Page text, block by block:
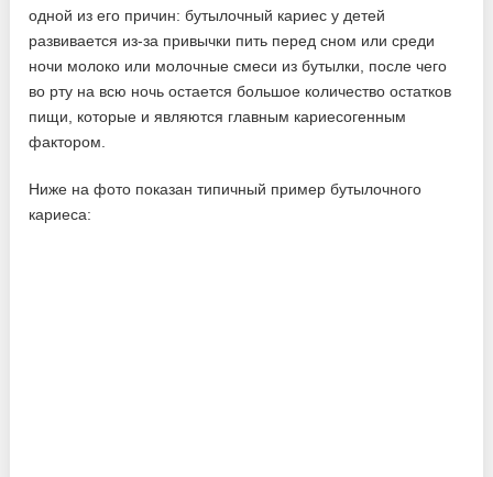
одной из его причин: бутылочный кариес у детей
развивается из-за привычки пить перед сном или среди
ночи молоко или молочные смеси из бутылки, после чего
во рту на всю ночь остается большое количество остатков
пищи, которые и являются главным кариесогенным
фактором.
Ниже на фото показан типичный пример бутылочного
кариеса: